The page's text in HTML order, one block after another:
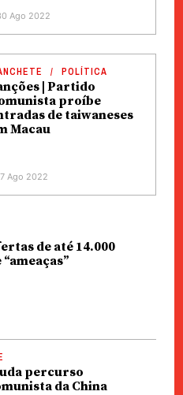
Ago 2022
POLÍTICA
| Partido
proíbe
de taiwaneses
Macau
Ago 2022
de até 14.000
percurso
da China